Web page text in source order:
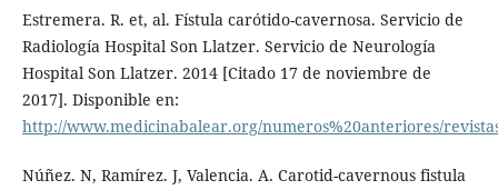
Estremera. R. et, al. Fístula carótido-cavernosa. Servicio de
Radiología Hospital Son Llatzer. Servicio de Neurología
Hospital Son Llatzer. 2014 [Citado 17 de noviembre de
2017]. Disponible en:
http://www.medicinabalear.org/numeros%20anteriores/
Núñez. N, Ramírez. J, Valencia. A. Carotid-cavernous fistula